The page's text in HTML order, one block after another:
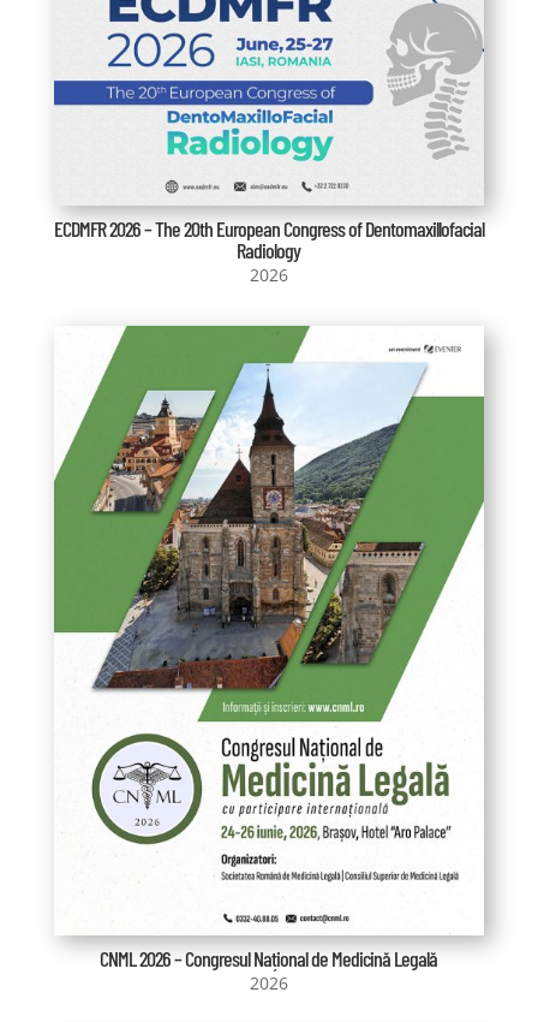
ECDMFR 2026 – The 20th European Congress of Dentomaxillofacial
Radiology
2026
CNML 2026 – Congresul Național de Medicină Legală
2026